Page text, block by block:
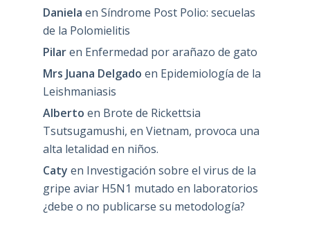
Daniela en Síndrome Post Polio: secuelas
de la Polomielitis
Pilaren Enfermedad por arañazo de gato
Mrs Juana Delgado en Epidemiología de la
Leishmaniasis
Alberto en Brote de Rickettsia
Tsutsugamushi, en Vietnam, provoca una
alta letalidad en niños.
Caty en Investigación sobre el virus de la
gripe aviar H5N1 mutado en laboratorios
¿debe o no publicarse su metodología?